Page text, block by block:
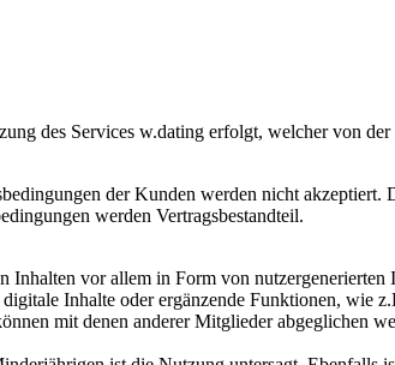
des Services w.dating erfolgt, welcher von
der Kunden werden nicht
werden Vertragsbestandteil.
Inhalten vor allem in Form von
Inhalte oder ergänzende Funktionen, wie
mit denen anderer Mitglieder abgeglichen